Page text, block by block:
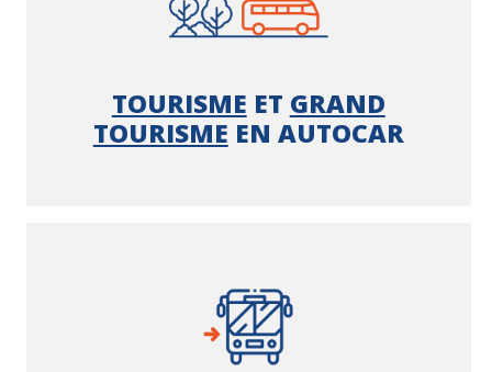
TOURISME ET GRAND
TOURISME EN AUTOCAR